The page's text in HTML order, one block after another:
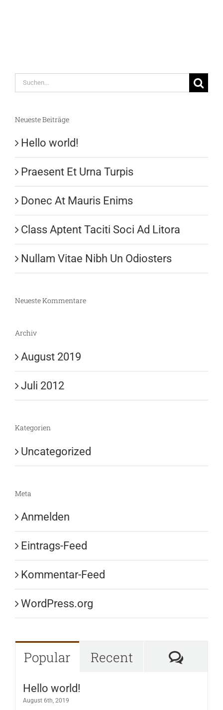
Suche
Neueste Beiträge
Hello world!
Praesent Et Urna Turpis
Donec At Mauris Enims
Class Aptent Taciti Soci Ad Litora
Nullam Vitae Nibh Un Odiosters
Neueste Kommentare
Archiv
August 2019
Juli 2012
Kategorien
Uncategorized
Meta
Anmelden
Eintrags-Feed
Kommentar-Feed
WordPress.org
Popular Recent
Hello world!
August 6th, 2019